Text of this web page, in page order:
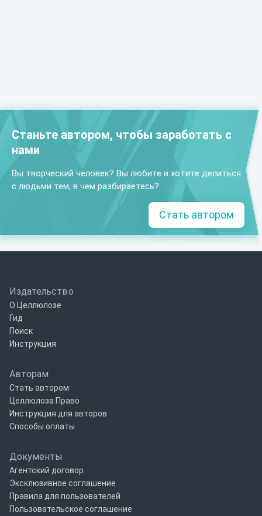
Станьте автором, чтобы заработать с
нами
Вы творческий человек? Вы любите и хотите делиться
с людьми тем, в чем разбираетесь?
Стать автором
Издательство
О Целлюлозе
Гид
Поиск
Инструкция
Авторам
Стать автором
Целлюлоза Право
Инструкция для авторов
Способы оплаты
Документы
Агентский договор
Эксклюзивное соглашение
Правила для пользователей
Пользовательское соглашение